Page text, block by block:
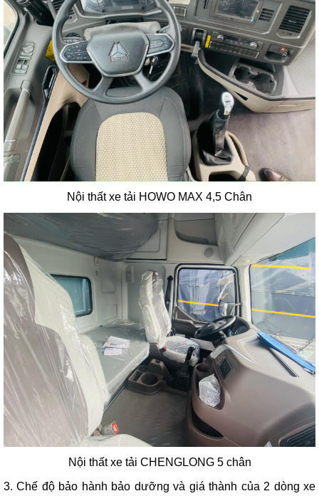
Nội thất xe tải HOWO MAX 4,5 Chân
Nội thất xe tải CHENGLONG 5 chân
3. Chế độ bảo hành bảo dưỡng và giá thành của 2 dòng xe